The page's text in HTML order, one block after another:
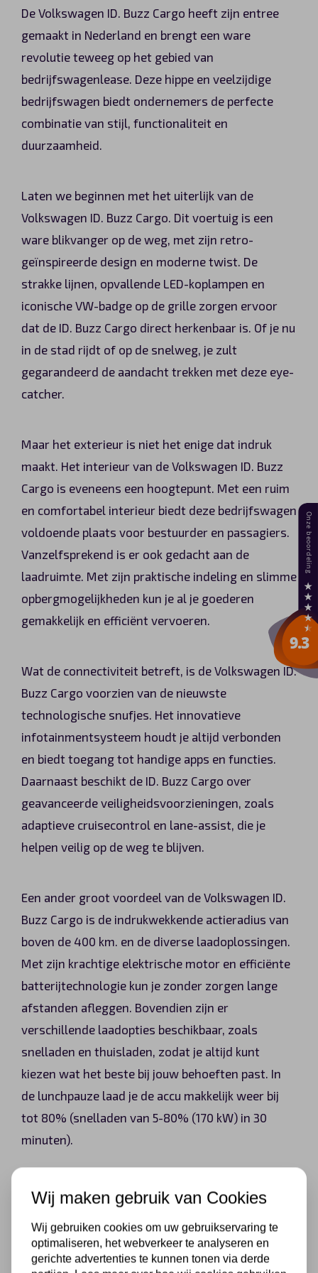
De Volkswagen ID. Buzz Cargo heeft zijn entree
gemaakt in Nederland en brengt een ware
revolutie teweeg op het gebied van
bedrijfswagenlease. Deze hippe en veelzijdige
bedrijfswagen biedt ondernemers de perfecte
combinatie van stijl, functionaliteit en
duurzaamheid.
Laten we beginnen met het uiterlijk van de
Volkswagen ID. Buzz Cargo. Dit voertuig is een
ware blikvanger op de weg, met zijn retro-
geïnspireerde design en moderne twist. De
strakke lijnen, opvallende LED-koplampen en
iconische VW-badge op de grille zorgen ervoor
dat de ID. Buzz Cargo direct herkenbaar is. Of je nu
in de stad rijdt of op de snelweg, je zult
gegarandeerd de aandacht trekken met deze eye-
catcher.
Maar het exterieur is niet het enige dat indruk
maakt. Het interieur van de Volkswagen ID. Buzz
Cargo is eveneens een hoogtepunt. Met een ruim
en comfortabel interieur biedt deze bedrijfswagen
voldoende plaats voor bestuurder en passagiers.
Vanzelfsprekend is er ook gedacht aan de
laadruimte. Met zijn praktische indeling en slimme
opbergmogelijkheden kun je al je goederen
gemakkelijk en efficiënt vervoeren.
Wat de connectiviteit betreft, is de Volkswagen ID.
Buzz Cargo voorzien van de nieuwste
technologische snufjes. Het innovatieve
infotainmentsysteem houdt je altijd verbonden
en biedt toegang tot handige apps en functies.
Daarnaast beschikt de ID. Buzz Cargo over
geavanceerde veiligheidsvoorzieningen, zoals
adaptieve cruisecontrol en lane-assist, die je
helpen veilig op de weg te blijven.
Een ander groot voordeel van de Volkswagen ID.
Buzz Cargo is de indrukwekkende actieradius van
boven de 400 km. en de diverse laadoplossingen.
Met zijn krachtige elektrische motor en efficiënte
batterijtechnologie kun je zonder zorgen lange
afstanden afleggen. Bovendien zijn er
verschillende laadopties beschikbaar, zoals
snelladen en thuisladen, zodat je altijd kunt
kiezen wat het beste bij jouw behoeften past. In
de lunchpauze laad je de accu makkelijk weer bij
tot 80% (snelladen van 5-80% (170 kW) in 30
minuten).
Bij operational lease van de Volkswagen ID. Buzz
Cargo kan een leasemaatschappij gebruikmaken
van de Subsidieregeling Emissieloze
Bedrijfsauto’s (SEBA). Deze regeling stimuleert de
Automerken
Vragen?
Over ons
Wij maken gebruik van Cookies
Wij gebruiken cookies om uw gebruikservaring te
optimaliseren, het webverkeer te analyseren en
gerichte advertenties te kunnen tonen via derde